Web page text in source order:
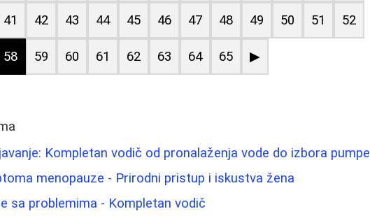
41 42 43 44 45 46 47 48 49 50 51 52
58 59 60 61 62 63 64 65 ▶
Kompletan vodič od pronalaženja vode do izbora pumpe
menopauze - Prirodni pristup i iskustva žena
sa problemima - Kompletan vodič